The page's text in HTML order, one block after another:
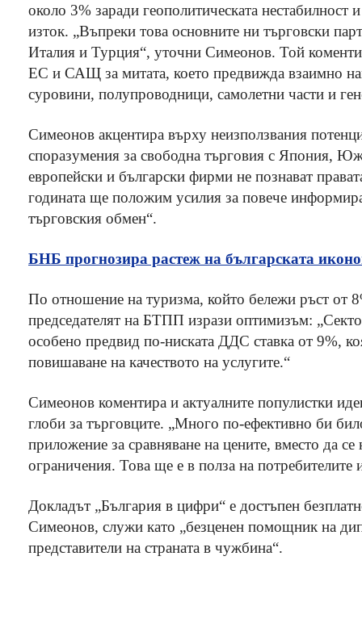
около 3% заради геополитическата нестабилност
изток. „Въпреки това основните ни търговски
Италия и Турция“, уточни Симеонов. Той
ЕС и САЩ за митата, което предвижда взаимно
суровини, полупроводници, самолетни части и
Симеонов акцентира върху неизползвания
споразумения за свободна търговия с Япония,
европейски и български фирми не познават
годината ще положим усилия за повече
търговския обмен“.
БНБ прогнозира растеж на българската
По отношение на туризма, който бележи ръст от
председателят на БТПП изрази оптимизъм:
особено предвид по-ниската ДДС ставка от 9%,
повишаване на качеството на услугите.“
Симеонов коментира и актуалните популистки
глоби за търговците. „Много по-ефективно би
приложение за сравняване на цените, вместо да се
ограничения. Това ще е в полза на потребителите
Докладът „България в цифри“ е достъпен
Симеонов, служи като „безценен помощник на
представители на страната в чужбина“.